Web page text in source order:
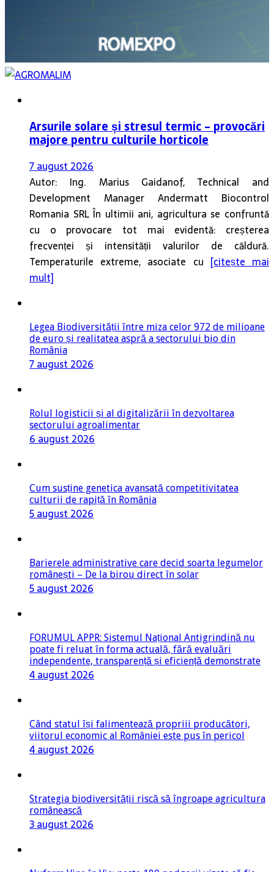
Arsurile solare și stresul termic – provocări
majore pentru culturile horticole
7 august 2026
Autor: Ing. Marius Gaidanof, Technical and
Development Manager Andermatt Biocontrol
Romania SRL În ultimii ani, agricultura se confruntă
cu o provocare tot mai evidentă: creșterea
frecvenței și intensității valurilor de căldură.
Temperaturile extreme, asociate cu [citește mai
mult]
Legea Biodiversității între miza celor 972 de milioane
de euro și realitatea aspră a sectorului bio din
România
7 august 2026
Rolul logisticii și al digitalizării în dezvoltarea
sectorului agroalimentar
6 august 2026
Cum susține genetica avansată competitivitatea
culturii de rapiță în România
5 august 2026
Barierele administrative care decid soarta legumelor
românești – De la birou direct în solar
5 august 2026
FORUMUL APPR: Sistemul Național Antigrindină nu
poate fi reluat în forma actuală, fără evaluări
independente, transparență și eficiență demonstrate
4 august 2026
Când statul își falimentează propriii producători,
viitorul economic al României este pus în pericol
4 august 2026
Strategia biodiversității riscă să îngroape agricultura
românească
3 august 2026